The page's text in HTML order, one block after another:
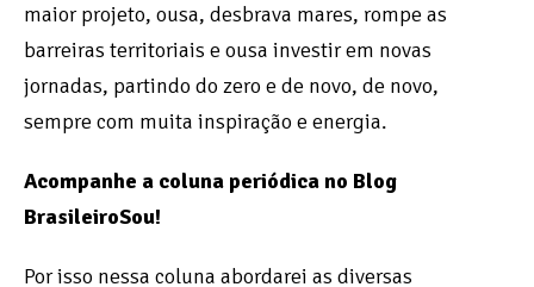
maior projeto, ousa, desbrava mares, rompe as
barreiras territoriais e ousa investir em novas
jornadas, partindo do zero e de novo, de novo,
sempre com muita inspiração e energia.
Acompanhe a coluna periódica no Blog
BrasileiroSou!
Por isso nessa coluna abordarei as diversas